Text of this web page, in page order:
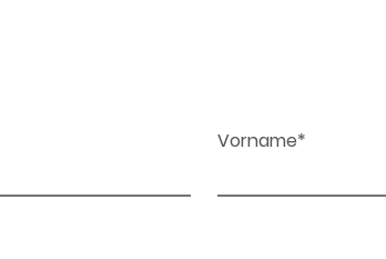
Vorname*